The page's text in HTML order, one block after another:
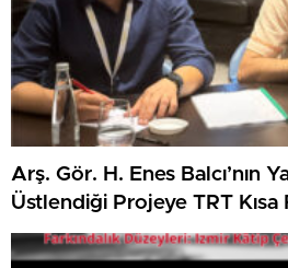
Arş. Gör. H. Enes Balcı’nın
Üstlendiği Projeye TRT Kısa